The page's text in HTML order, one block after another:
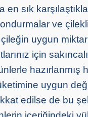
en sık
ve
uygun
için
hazırlanmış
uygun
edilse de bu